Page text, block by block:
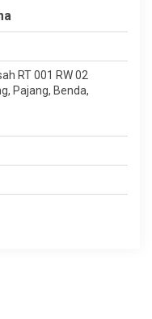
RT 001 RW 02
Pajang, Benda,